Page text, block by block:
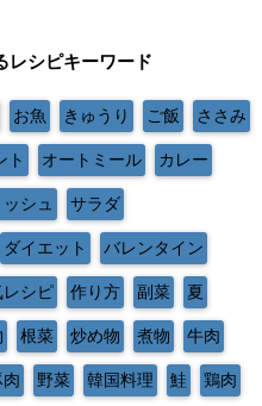
レシピキーワード
お魚 きゅうり ご飯 ささみ
ト オートミール カレー
シュ サラダ
ダイエット バレンタイン
レシピ 作り方 副菜 夏
根菜 炒め物 煮物 牛肉
肉 野菜 韓国料理 鮭 鶏肉